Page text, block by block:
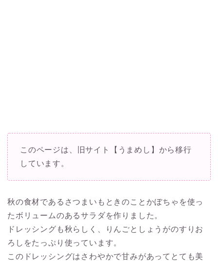
このページは、旧サイト【うまめし】から移行
しています。
秋の食材であるさつまいもときのことかぼちゃを使っ
たボリュームのあるサラダを作りました。
ドレッシングも秋らしく、りんごとしょうがのすりお
ろしをたっぷり使っています。
このドレッシングはさわやかで甘みがあってとても美